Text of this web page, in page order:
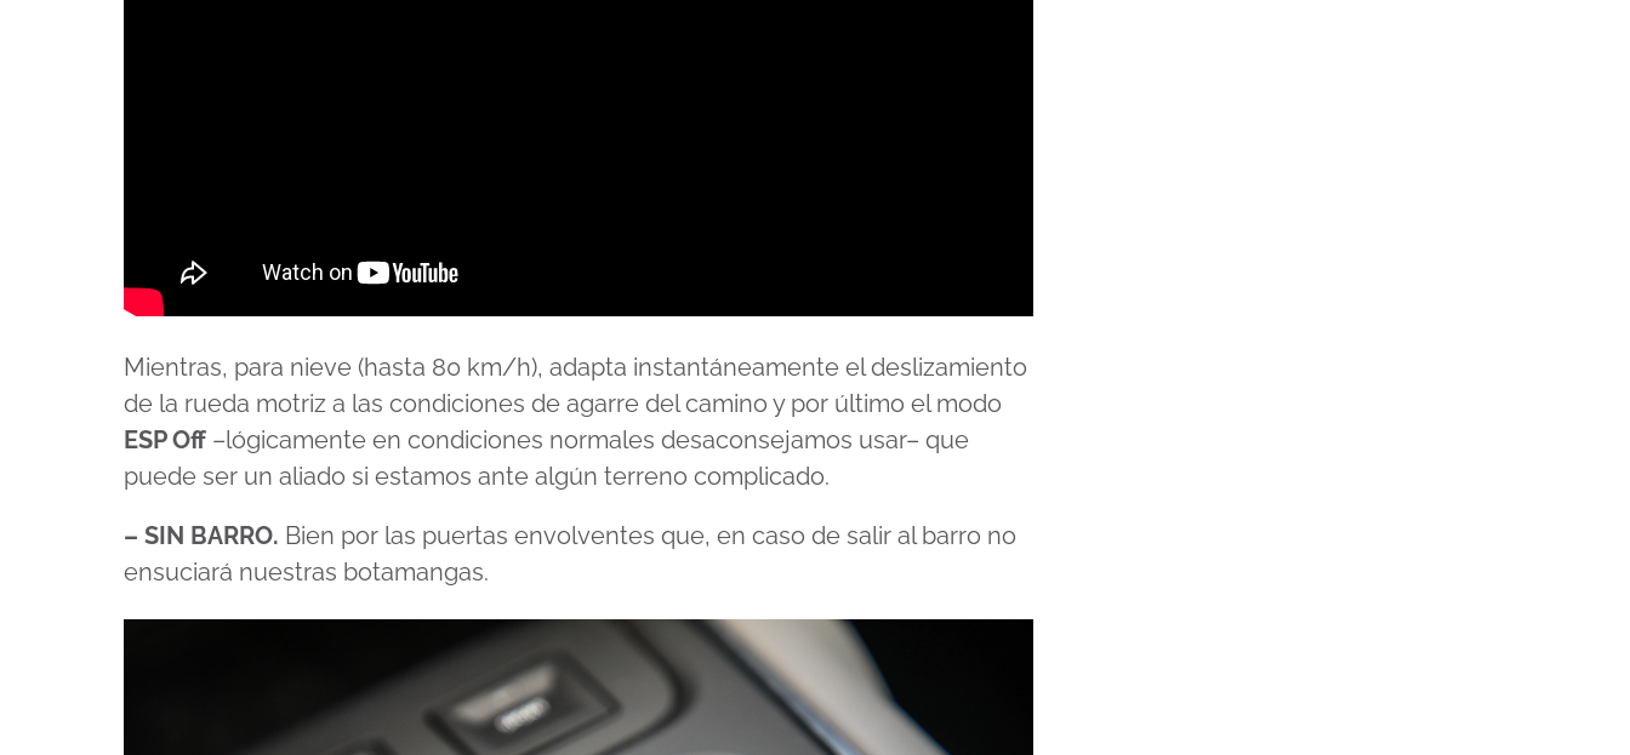
Mientras, para nieve (hasta 80 km/h), adapta instantáneamente el deslizamiento
de la rueda motriz a las condiciones de agarre del camino y por último el modo
ESP Off –lógicamente en condiciones normales desaconsejamos usar– que
puede ser un aliado si estamos ante algún terreno complicado.
– SIN BARRO. Bien por las puertas envolventes que, en caso de salir al barro no
ensuciará nuestras botamangas.